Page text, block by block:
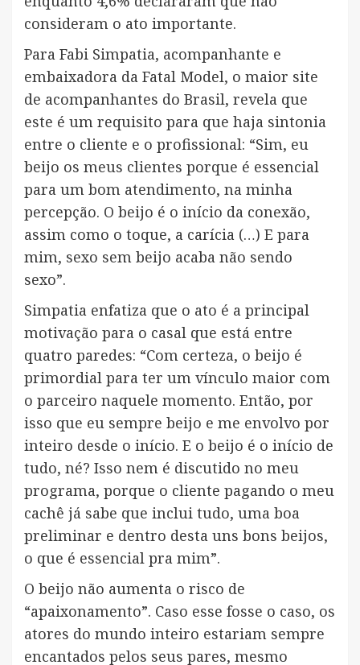
consideram o ato importante.
Para Fabi Simpatia, acompanhante e
embaixadora da Fatal Model, o maior site
de acompanhantes do Brasil, revela que
este é um requisito para que haja sintonia
entre o cliente e o profissional: “Sim, eu
beijo os meus clientes porque é essencial
para um bom atendimento, na minha
percepção. O beijo é o início da conexão,
assim como o toque, a carícia (…) E para
mim, sexo sem beijo acaba não sendo
sexo”.
Simpatia enfatiza que o ato é a principal
motivação para o casal que está entre
quatro paredes: “Com certeza, o beijo é
primordial para ter um vínculo maior com
o parceiro naquele momento. Então, por
isso que eu sempre beijo e me envolvo por
inteiro desde o início. E o beijo é o início de
tudo, né? Isso nem é discutido no meu
programa, porque o cliente pagando o meu
cachê já sabe que inclui tudo, uma boa
preliminar e dentro desta uns bons beijos,
o que é essencial pra mim”.
O beijo não aumenta o risco de
“apaixonamento”. Caso esse fosse o caso, os
atores do mundo inteiro estariam sempre
encantados pelos seus pares, mesmo